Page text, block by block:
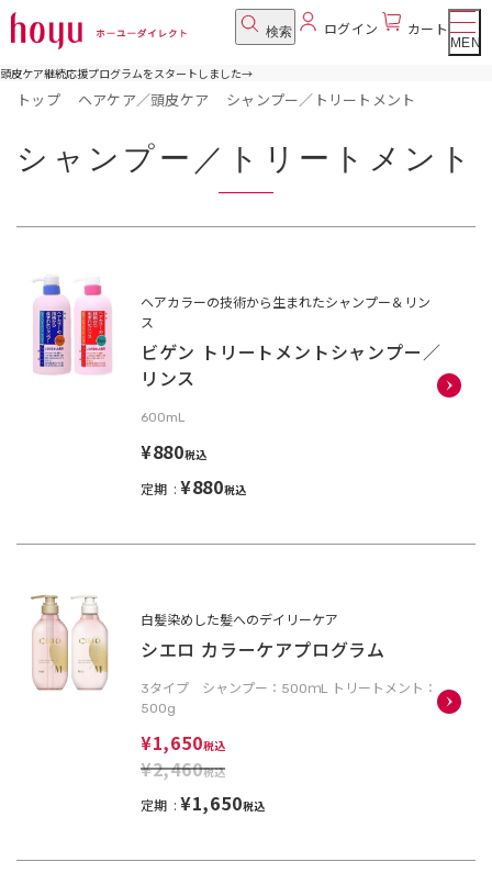
検索 ログイン
カート
MENU
頭皮ケア継続応援プログラムをスタートしました→
トップ ヘアケア／頭皮ケア シャンプー／トリートメント
シャンプー／トリートメント
ヘアカラーの技術から生まれたシャンプー＆リン
ス
ビゲン トリートメントシャンプー／
リンス
600mL
¥880税込
定期 ¥880税込
白髪染めした髪へのデイリーケア
シエロ カラーケアプログラム
3タイプ シャンプー：500ｍL トリートメント：
500g
¥1,650税込
¥2,460税込
定期 ¥1,650税込